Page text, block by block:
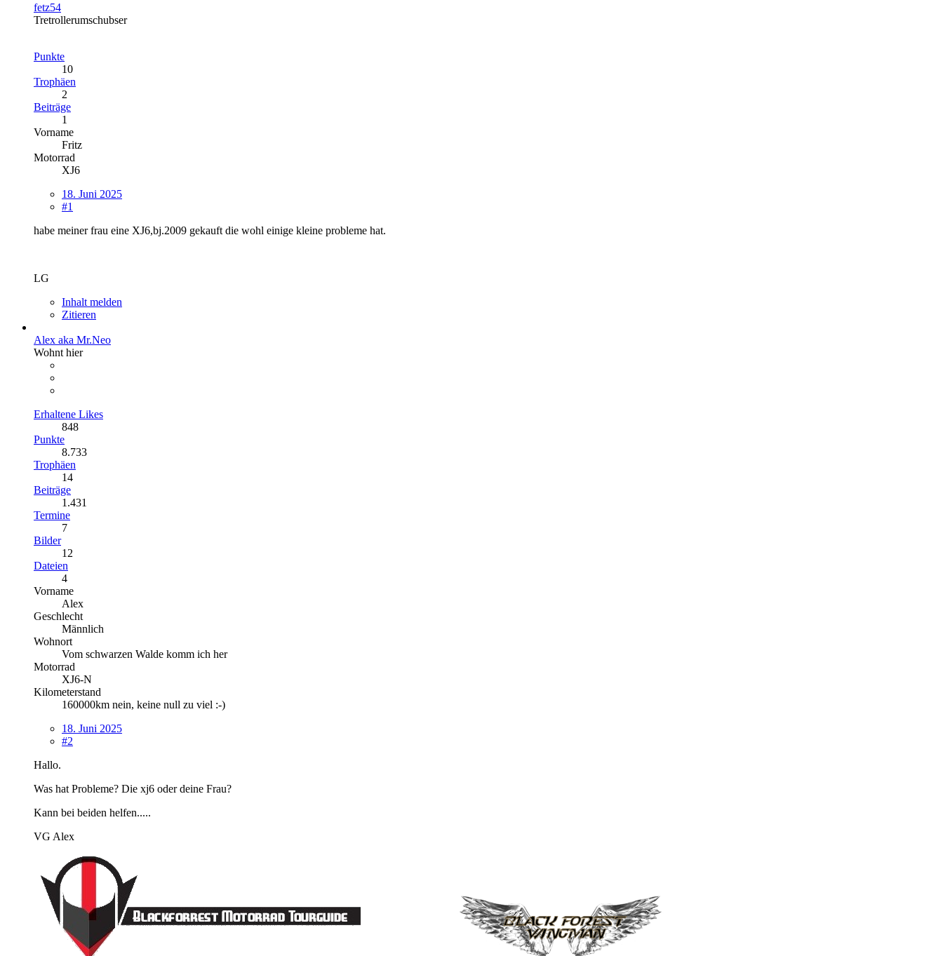
fetz54
Tretrollerumschubser
Punkte
10
Trophäen
2
Beiträge
1
Vorname
Fritz
Motorrad
XJ6
18. Juni 2025
#1
habe meiner frau eine XJ6,bj.2009 gekauft die wohl einige kleine probleme hat.
LG
Inhalt melden
Zitieren
Alex aka Mr.Neo
Wohnt hier
Erhaltene Likes
848
Punkte
8.733
Trophäen
14
Beiträge
1.431
Termine
7
Bilder
12
Dateien
4
Vorname
Alex
Geschlecht
Männlich
Wohnort
Vom schwarzen Walde komm ich her
Motorrad
XJ6-N
Kilometerstand
160000km nein, keine null zu viel :-)
18. Juni 2025
#2
Hallo.
Was hat Probleme? Die xj6 oder deine Frau?
Kann bei beiden helfen.....
VG Alex